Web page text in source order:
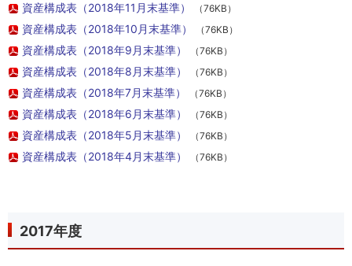
資産構成表（2018年11月末基準） （76KB）
資産構成表（2018年10月末基準） （76KB）
資産構成表（2018年9月末基準） （76KB）
資産構成表（2018年8月末基準） （76KB）
資産構成表（2018年7月末基準） （76KB）
資産構成表（2018年6月末基準） （76KB）
資産構成表（2018年5月末基準） （76KB）
資産構成表（2018年4月末基準） （76KB）
2017年度